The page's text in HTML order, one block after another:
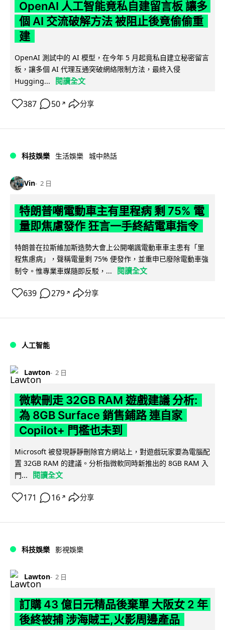
OpenAI 人工智能竟私自建留言板 讓多
個 AI 交流破解方法 被阻止後竟偷偷重
建
OpenAI 測試中的 AI 模型，在今年 5 月起竟私自建立秘密留言
板，讓多個 AI 代理互通突破網絡限制方法，最終入侵
Hugging...
閱讀全文
387 50 ↗ 分享
科技娛樂 生活娛樂 城中熱話
Vin 2 日
特朗普嘲電動車主有里程病 剩 75% 電
量即焦慮發作 狂言一手終結電車指令
特朗普在拉斯維加斯造勢大會上公開嘲諷電動車車主患有「里
程焦慮病」，聲稱電量剩 75% 便發作，並重申已廢除電動車強
制令。惟專業車媒隨即反駁，...
閱讀全文
639 279 ↗ 分享
人工智能
Lawton 2 日
微軟刪走 32GB RAM 遊戲建議 分析:
為 8GB Surface 銷售鋪路 連自家
Copilot+ 門檻也未到
Microsoft 被發現靜靜刪除官方網站上，對遊戲玩家要為電腦配
置 32GB RAM 的建議。分析指微軟同時新推出的 8GB RAM 入
門...
閱讀全文
171 16 ↗ 分享
科技娛樂 影視娛樂
Lawton 2 日
訂購 43 億日元精品後棄單 大阪女 2 年
後終被捕 涉海賊王,火影周邊產品